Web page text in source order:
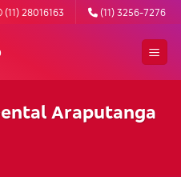
(11) 28016163 (11) 3256-7276
Araputanga